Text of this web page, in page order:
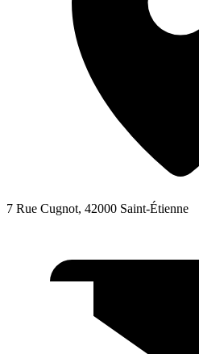
7 Rue Cugnot, 42000 Saint-Étienne